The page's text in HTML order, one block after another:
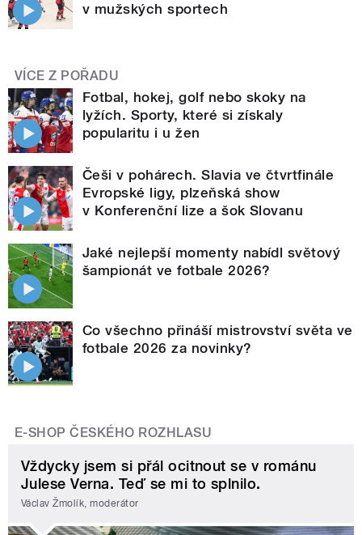
v mužských sportech
VÍCE Z POŘADU
Fotbal, hokej, golf nebo skoky na
lyžích. Sporty, které si získaly
popularitu i u žen
Češi v pohárech. Slavia ve čtvrtfinále
Evropské ligy, plzeňská show
v Konferenční lize a šok Slovanu
Jaké nejlepší momenty nabídl světový
šampionát ve fotbale 2026?
Co všechno přináší mistrovství světa ve
fotbale 2026 za novinky?
E-SHOP ČESKÉHO ROZHLASU
Vždycky jsem si přál ocitnout se v románu
Julese Verna. Teď se mi to splnilo.
Václav Žmolík, moderátor